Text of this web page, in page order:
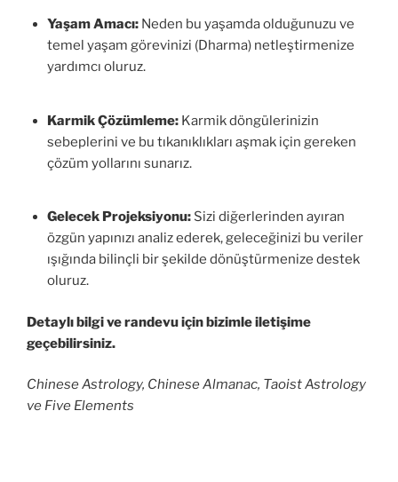
Yaşam Amacı:Neden bu yaşamda olduğunuzu ve
temel yaşam görevinizi (Dharma) netleştirmenize
yardımcı oluruz.
Karmik Çözümleme:Karmik döngülerinizin
sebeplerini ve bu tıkanıklıkları aşmak için gereken
çözüm yollarını sunarız.
Gelecek Projeksiyonu:Sizi diğerlerinden ayıran
özgün yapınızı analiz ederek, geleceğinizi bu veriler
ışığında bilinçli bir şekilde dönüştürmenize destek
oluruz.
Detaylı bilgi ve randevu için bizimle iletişime
geçebilirsiniz.
Chinese Astrology, Chinese Almanac, Taoist Astrology
ve Five Elements